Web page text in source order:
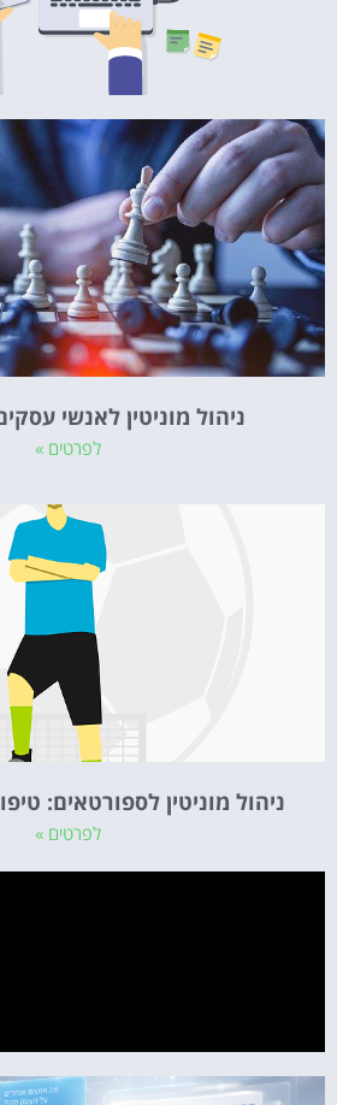
ניהול מוניטין לאנשי
לפרטים »
ניהול מוניטין לספורטאים:
לפרטים »